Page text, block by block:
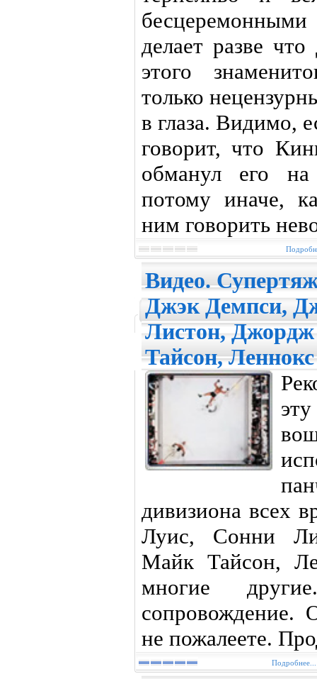
делает разве
этого
только
в глаза. Видимо,
говорит, что
обманул его
потому иначе,
ним говорить
Видео.
Джэк Демпси,
Листон,
Тайсон,
дивизиона всех
Луис, Сонни
Майк Тайсон,
многие
сопровождение.
не пожалеете.
Подробнее...